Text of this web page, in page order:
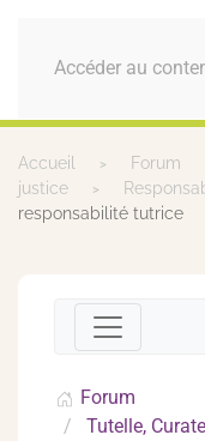
Accéder au
MENU
Accueil Forum
justice
responsabilité tutrice
Forum
Tutelle,